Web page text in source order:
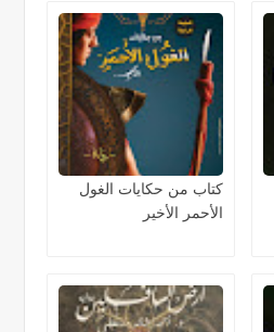
كتاب من حكايات الغول
الأحمر الأخير